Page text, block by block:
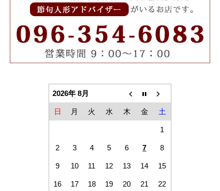
2026年 8月
日 月 火 水 木 金 土
1
2 3 4 5 6 7 8
9 10 11 12 13 14 15
16 17 18 19 20 21 22